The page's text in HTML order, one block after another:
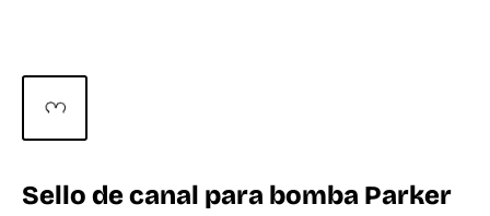
Sello de canal para bomba Parker